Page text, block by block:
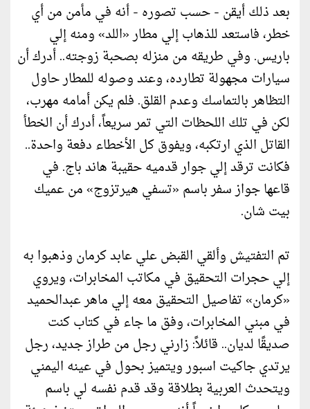
بعد ذلك أيقن - حسب تصوره - أنه في مأمن من أي
خطر، فاستعد للذهاب إلي مطار «اللد» ومنه إلي
باريس. وفي طريقه من منزله بصحبة زوجته.. أدرك أن
سيارات مجهولة تطارده، وعند وصوله للمطار حاول
التظاهر بالتماسك وعدم القلق. فلم يكن أمامه مهرب،
لكن في تلك اللحظات التي تمر سريعاً، أدرك أن الخطأ
القاتل الذي ارتكبه، ويفوق كل الأخطاء دفعة واحدة..
فكانت ترقد إلي جوار قدميه حقيبة هاند باج. في
قاعها جواز سفر باسم «تسفي هيرتزوج» من عميك
بيت شان.
تم التفتيش وألقي القبض علي عابد كرمان وذهبوا به
إلي حجرات التحقيق في مكاتب المخابرات، ويروي
«كرمان» تفاصيل التحقيق معه إلي ماهر عبدالحميد
في مبني المخابرات، وفق ما جاء في كتاب كنت
صديقًا لديان.. قائلاً: زارني رجل من طراز جديد، رجل
يرتدي جاكيت اسبور ويتميز بحول في عينه اليمني
ويتحدث العربية بطلاقة وقد قدم نفسه لي باسم